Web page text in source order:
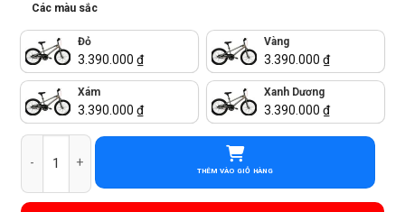
Các màu sắc
Đỏ
3.390.000 ₫
Vàng
3.390.000 ₫
Xám
3.390.000 ₫
Xanh Dương
3.390.000 ₫
Xe Đạp Trẻ Em Bé Trai Royal Baby Freestyle FS7 20 Inch số lượng
THÊM VÀO GIỎ HÀNG